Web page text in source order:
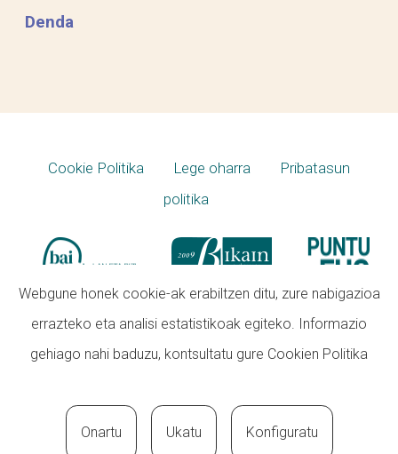
Denda
Cookie Politika Lege oharra
Pribatasun
politika
Webgune honek cookie-ak erabiltzen ditu, zure nabigazioa
errazteko eta analisi estatistikoak egiteko. Informazio
gehiago nahi baduzu, kontsultatu gure Cookien Politika
Onartu Ukatu Konfiguratu